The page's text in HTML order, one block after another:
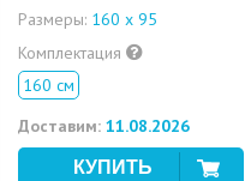
Размеры: 160 x 95
Комплектация
160 см
Доставим: 11.08.2026